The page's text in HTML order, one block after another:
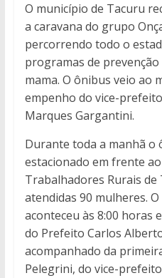
O município de Tacuru
a caravana do grupo
percorrendo todo o
programas de
mama. O ônibus veio ao
empenho do vice-
Marques Gargantini.
Durante toda a manhã o
estacionado em frente
Trabalhadores Rurais
atendidas 90 mulheres.
aconteceu às 8:00 horas
do Prefeito Carlos
acompanhado da
Pelegrini, do vice-